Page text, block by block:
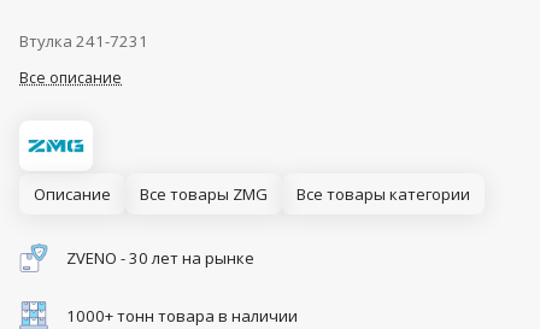
Втулка 241-7231
Все описание
Описание Все товары ZMG Все товары категории
ZVENO - 30 лет на рынке
1000+ тонн товара в наличии